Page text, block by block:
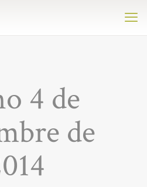
4 de
de